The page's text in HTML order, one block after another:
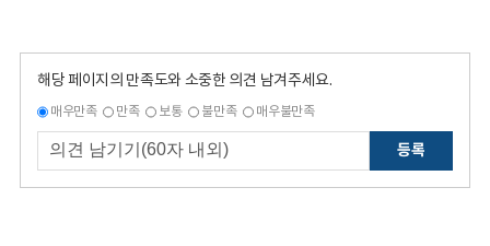
해당 페이지의 만족도와 소중한 의견 남겨주세요.
매우만족 만족 보통 불만족 매우불만족
등록